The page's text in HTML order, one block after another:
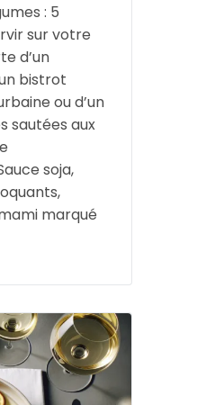
: 5
sur votre
d’un
bistrot
ou d’un
sautées aux
soja,
marqué